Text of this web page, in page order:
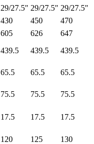
29/27.5" 29/27.5" 29/27.5"
430 450
470
605 626
647
439.5 439.5
439.5
65.5 65.5
65.5
75.5 75.5
75.5
17.5 17.5 17.5
120 125
130